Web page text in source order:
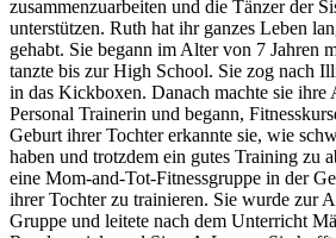
zusammenzuarbeiten und die Tänzer der
unterstützen. Ruth hat ihr ganzes Leben
gehabt. Sie begann im Alter von 7 Jahren
tanzte bis zur High School. Sie zog nach
in das Kickboxen. Danach machte sie
Personal Trainerin und begann,
Geburt ihrer Tochter erkannte sie, wie
haben und trotzdem ein gutes Training zu
eine Mom-and-Tot-Fitnessgruppe in der
ihrer Tochter zu trainieren. Sie wurde zur
Gruppe und leitete nach dem Unterricht